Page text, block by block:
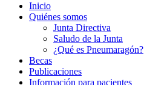
Inicio
Quiénes somos
Junta Directiva
Saludo de la Junta
¿Qué es Pneumaragón?
Becas
Publicaciones
Información para pacientes